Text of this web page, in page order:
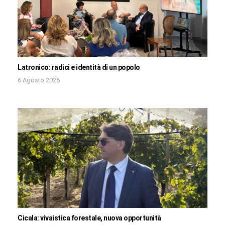
Latronico: radici e identità di un popolo
6 Agosto 2026
Cicala: vivaistica forestale, nuova opportunità